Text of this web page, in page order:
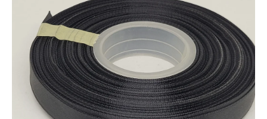
hviezdičiek.